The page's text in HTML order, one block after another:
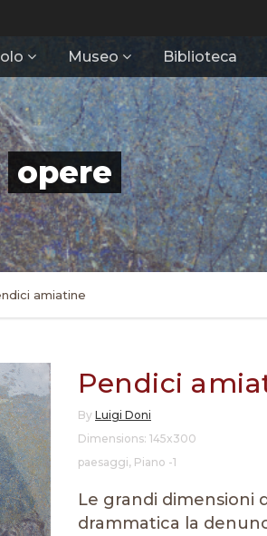
Museo Biblioteca
opere
amiatine
Pendici
By Luigi Doni
Dimensions: 145x300
paesaggi, Piano -1
Le grandi dimensioni
drammatica la